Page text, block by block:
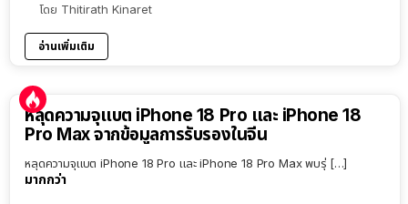
โดย Thitirath Kinaret
อ่านเพิ่มเติม
หลุดความจุแบต iPhone 18 Pro และ iPhone 18
Pro Max จากข้อมูลการรับรองในจีน
หลุดความจุแบต iPhone 18 Pro และ iPhone 18 Pro Max พบรุ่ […]
มากกว่า